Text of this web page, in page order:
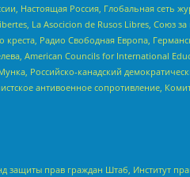
Настоящая Россия, Глобальная сеть
La Asocicion de Rusos Libres, Союз
Радио Свободная Европа,
American Councils for International
Российско-канадский
антивоенное сопротивление,
защиты прав граждан Штаб, Институт